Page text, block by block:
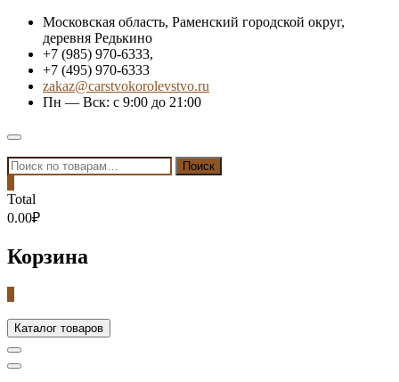
Skip
content
Московская область, Раменский городской округ,
деревня Редькино
+7 (985) 970-6333,
+7 (495) 970-6333
zakaz@carstvokorolevstvo.ru
Пн — Вск: с 9:00 до 21:00
Topbar
Menu
Искать: Поиск
Total
0.00₽
Корзина
Каталог товаров